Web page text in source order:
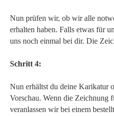
Nun prüfen wir, ob wir alle
erhalten haben. Falls etwas für
uns noch einmal bei dir. Die
Schritt 4:
Nun erhältst du deine Karikatur
Vorschau. Wenn die Zeichnung
veranlassen wir bei einem